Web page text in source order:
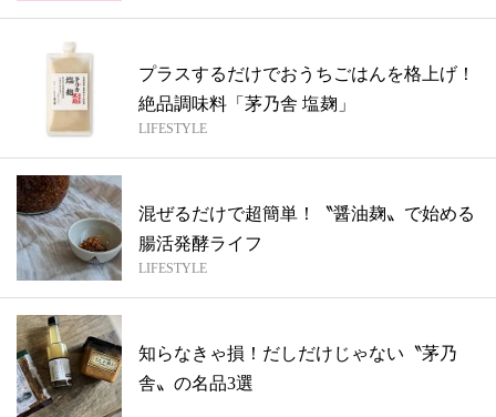
プラスするだけでおうちごはんを格上げ！
絶品調味料「茅乃舎 塩麹」
LIFESTYLE
混ぜるだけで超簡単！〝醤油麹〟で始める
腸活発酵ライフ
LIFESTYLE
知らなきゃ損！だしだけじゃない〝茅乃
舎〟の名品3選